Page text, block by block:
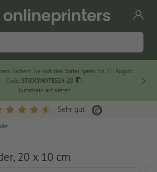
Sichern Sie sich den Vorteilspreis bis 31. August.
Code: STICKYNOTES26-20
Gutschein aktivieren
Sehr gut
20 x 10 cm